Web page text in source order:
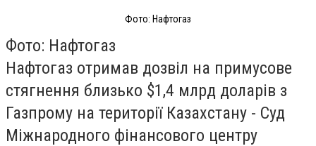
Фото: Нафтогаз
Фото: Нафтогаз
Нафтогаз отримав дозвіл на примусове
стягнення близько $1,4 млрд доларів з
Газпрому на території Казахстану - Суд
Міжнародного фінансового центру